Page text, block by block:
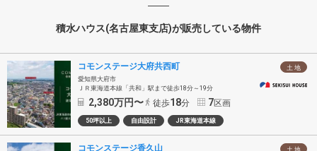
積水ハウス(名古屋東支店)が販売している物件
土 地
コモンステージ大府共西町
愛知県大府市
ＪＲ東海道本線「共和」駅まで徒歩18分～19分
2,380万円〜 徒歩18分 7区画
50坪以上 自由設計 JR東海道本線
コモンステージ香久山